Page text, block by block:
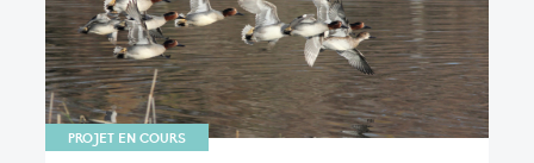
PROJET EN COURS